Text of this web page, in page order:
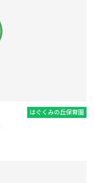
はぐくみの丘保育園